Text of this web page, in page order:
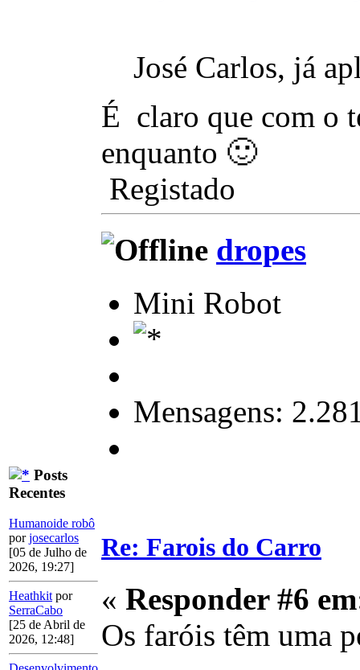
Posts
Recentes
Humanoide robô
porjosecarlos
[05 de Julho de
2026, 19:27]
Heathkit por
SerraCabo
[25 de Abril de
2026, 12:48]
José Carlos, já
É claro que com o
enquanto 🙂
Registado
dropes
Mini Robot
Mensagens:
Re: Farois do Carro
« Responder #6
Os faróis têm uma